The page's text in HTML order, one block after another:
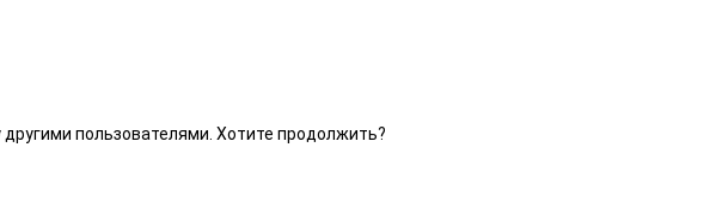
пользователями. Хотите продолжить?